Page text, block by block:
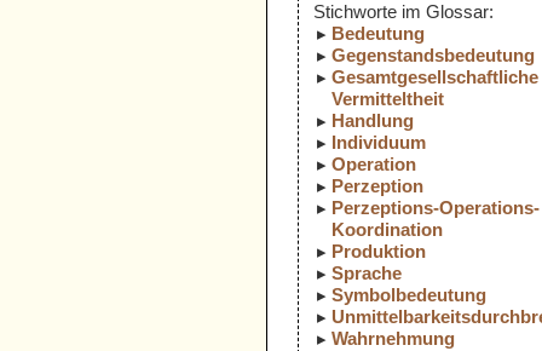
Stichworte im Glossar:
Bedeutung
Gegenstandsbedeutung
Gesamtgesellschaftliche
Vermitteltheit
Handlung
Individuum
Operation
Perzeption
Perzeptions-Operations-
Koordination
Produktion
Sprache
Symbolbedeutung
Wahrnehmung